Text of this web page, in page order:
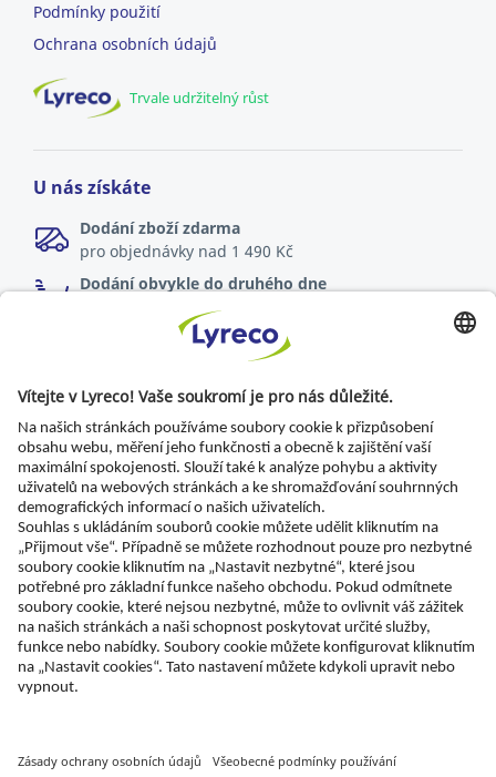
Podmínky použití
Ochrana osobních údajů
Trvale udržitelný růst
U nás získáte
Dodání zboží zdarma
pro objednávky nad 1 490 Kč
Dodání obvykle do druhého dne
online objednávky zadané do 17:00
Možnost vrácení zboží
Specialista pro každé pracoviště
Nejnovější zprávy a rady odborníků
Objevte Lyreco řešení pro ekologičtější pracoviště
© Lyreco 2026 | Dodáváme výhradně firmám a
podnikatelům. Všechny ceny jsou uvedeny bez DPH.
Právo spotřebitele na odstoupení od smlouvy se
neuplatňuje.
Dokumenty ke stažení|Prohlášení o digitální